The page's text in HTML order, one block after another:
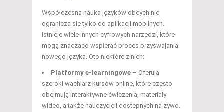
Współczesna nauka języków obcych nie
ogranicza się tylko do aplikacji mobilnych.
Istnieje wiele innych cyfrowych narzędzi, które
mogą znacząco wspierać proces przyswajania
nowego języka. Oto niektóre z nich:
Platformy e-learningowe – Oferują
szeroki wachlarz kursów online, które często
obejmują interaktywne ćwiczenia, materiały
wideo, a także nauczycieli dostępnych na żywo.